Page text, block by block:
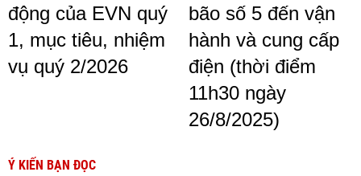
động của EVN quý
1, mục tiêu, nhiệm
vụ quý 2/2026
bão số 5 đến vận
hành và cung cấp
điện (thời điểm
11h30 ngày
26/8/2025)
Ý KIẾN BẠN ĐỌC